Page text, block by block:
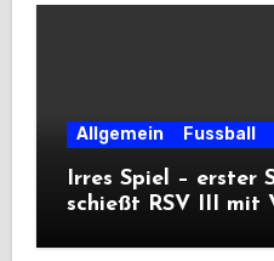
Allgemein Fussball
Irres Spiel – erster
schießt RSV III mit